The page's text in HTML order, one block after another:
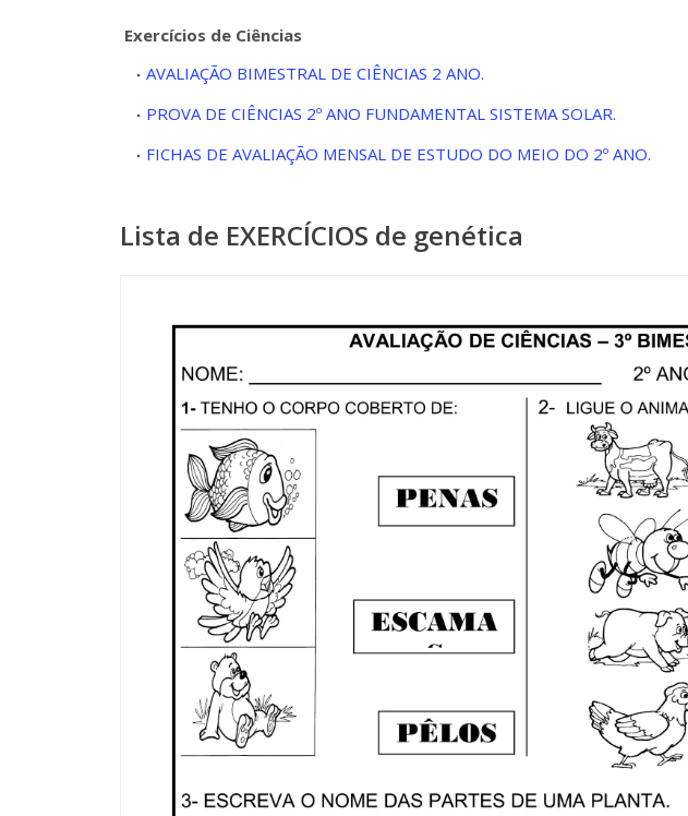
Exercícios de Ciências
AVALIAÇÃO BIMESTRAL DE CIÊNCIAS 2 ANO.
PROVA DE CIÊNCIAS 2º ANO FUNDAMENTAL SISTEMA SOLAR.
FICHAS DE AVALIAÇÃO MENSAL DE ESTUDO DO MEIO DO 2º ANO.
Lista de EXERCÍCIOS de genética